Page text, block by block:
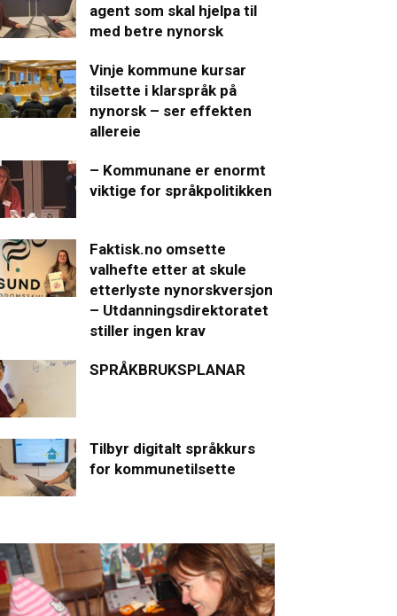
agent som skal hjelpa til
med betre nynorsk
Vinje kommune kursar
tilsette i klarspråk på
nynorsk – ser effekten
allereie
– Kommunane er enormt
viktige for språkpolitikken
Faktisk.no omsette
valhefte etter at skule
etterlyste nynorskversjon
– Utdanningsdirektoratet
stiller ingen krav
SPRÅKBRUKSPLANAR
Tilbyr digitalt språkkurs
for kommunetilsette